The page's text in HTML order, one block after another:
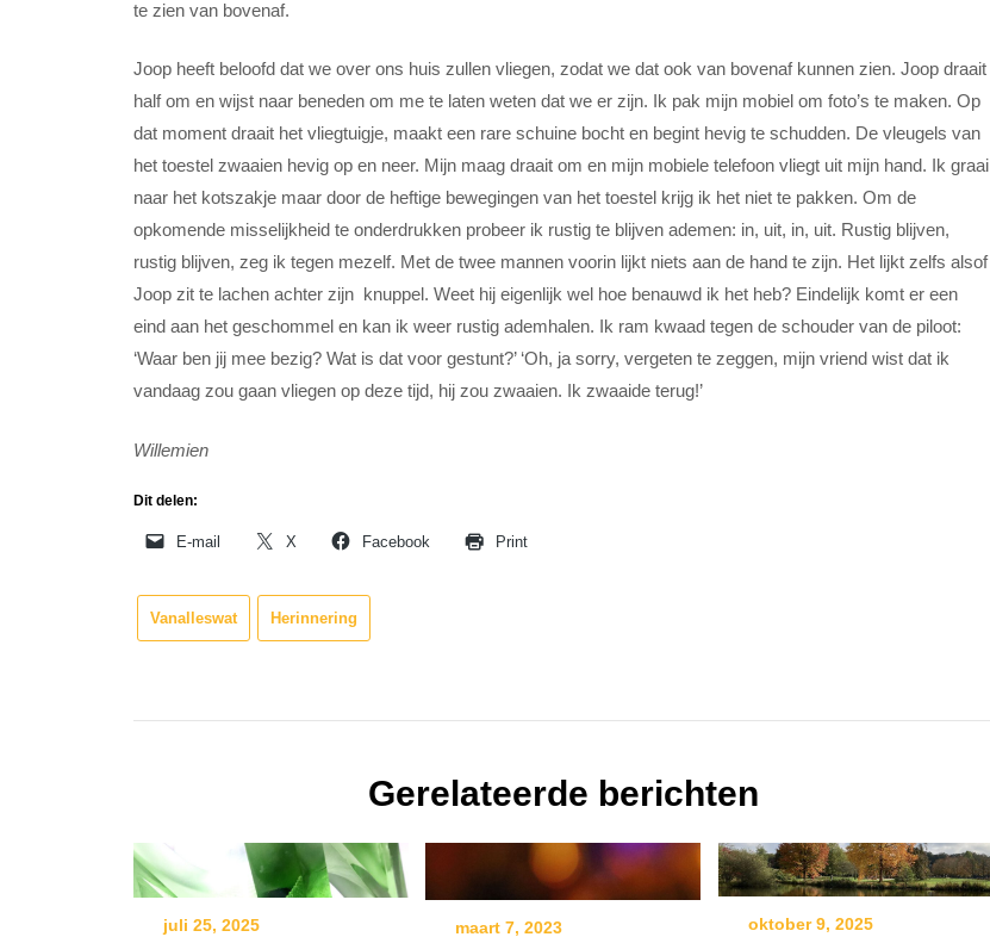
te zien van bovenaf.
Joop heeft beloofd dat we over ons huis zullen vliegen, zodat we dat ook van bovenaf kunnen zien. Joop draait
half om en wijst naar beneden om me te laten weten dat we er zijn. Ik pak mijn mobiel om foto’s te maken. Op
dat moment draait het vliegtuigje, maakt een rare schuine bocht en begint hevig te schudden. De vleugels van
het toestel zwaaien hevig op en neer. Mijn maag draait om en mijn mobiele telefoon vliegt uit mijn hand. Ik graai
naar het kotszakje maar door de heftige bewegingen van het toestel krijg ik het niet te pakken. Om de
opkomende misselijkheid te onderdrukken probeer ik rustig te blijven ademen: in, uit, in, uit. Rustig blijven,
rustig blijven, zeg ik tegen mezelf. Met de twee mannen voorin lijkt niets aan de hand te zijn. Het lijkt zelfs alsof
Joop zit te lachen achter zijn knuppel. Weet hij eigenlijk wel hoe benauwd ik het heb? Eindelijk komt er een
eind aan het geschommel en kan ik weer rustig ademhalen. Ik ram kwaad tegen de schouder van de piloot:
‘Waar ben jij mee bezig? Wat is dat voor gestunt?’ ‘Oh, ja sorry, vergeten te zeggen, mijn vriend wist dat ik
vandaag zou gaan vliegen op deze tijd, hij zou zwaaien. Ik zwaaide terug!’
Willemien
Dit delen:
E-mail X Facebook Print
Vanalleswat Herinnering
Gerelateerde berichten
juli 25, 2025 maart 7, 2023 oktober 9, 2025